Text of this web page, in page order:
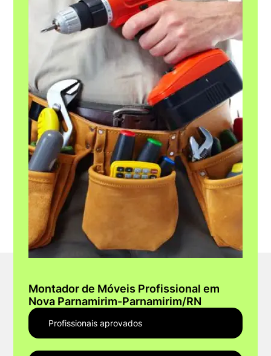
Montador de Móveis Profissional em
Nova Parnamirim-Parnamirim/RN
Profissionais aprovados